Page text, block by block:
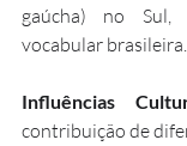
gaúcha) no Sul,
vocabular brasileira.
Influências
contribuição de